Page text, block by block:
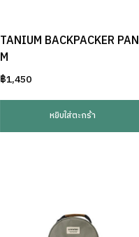
TANIUM BACKPACKER PAN
M
฿1,450
หยิบใส่ตะกร้า